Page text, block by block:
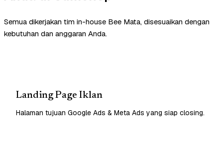
Semua dikerjakan tim in-house Bee Mata, disesuaikan dengan
kebutuhan dan anggaran Anda.
Landing Page Iklan
Halaman tujuan Google Ads & Meta Ads yang siap closing.